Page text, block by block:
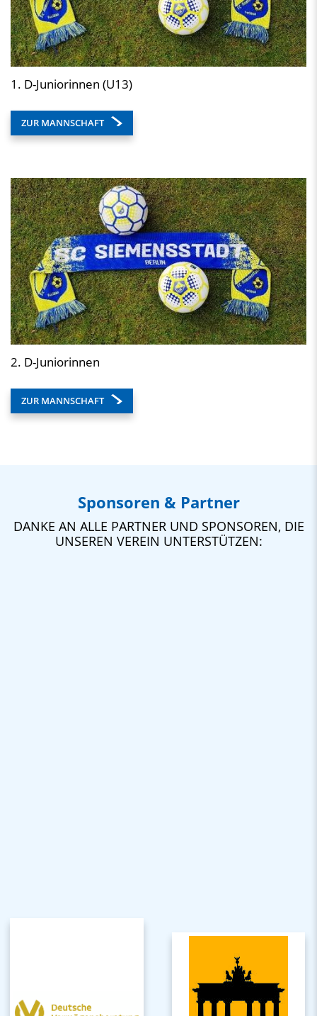
1. D-Juniorinnen (U13)
ZUR MANNSCHAFT
2. D-Juniorinnen
ZUR MANNSCHAFT
Sponsoren & Partner
DANKE AN ALLE PARTNER UND SPONSOREN, DIE
UNSEREN VEREIN UNTERSTÜTZEN: